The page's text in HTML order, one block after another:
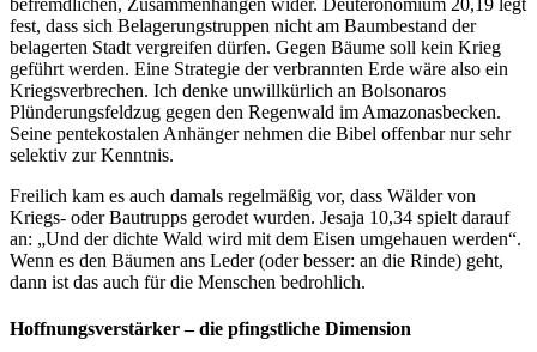
befremdlichen, Zusammenhängen wider. Deuteronomium 20,19 legt
fest, dass sich Belagerungstruppen nicht am Baumbestand der
belagerten Stadt vergreifen dürfen. Gegen Bäume soll kein Krieg
geführt werden. Eine Strategie der verbrannten Erde wäre also ein
Kriegsverbrechen. Ich denke unwillkürlich an Bolsonaros
Plünderungsfeldzug gegen den Regenwald im Amazonasbecken.
Seine pentekostalen Anhänger nehmen die Bibel offenbar nur sehr
selektiv zur Kenntnis.
Freilich kam es auch damals regelmäßig vor, dass Wälder von
Kriegs- oder Bautrupps gerodet wurden. Jesaja 10,34 spielt darauf
an: „Und der dichte Wald wird mit dem Eisen umgehauen werden“.
Wenn es den Bäumen ans Leder (oder besser: an die Rinde) geht,
dann ist das auch für die Menschen bedrohlich.
Hoffnungsverstärker – die pfingstliche Dimension